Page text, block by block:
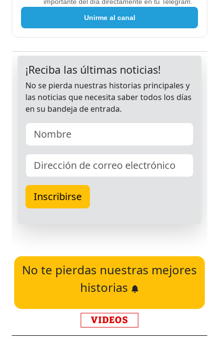
importante del día directamente en tu Telegram.
Unirme al canal
No te pierdas nuestras mejores
historias
VIDEOS